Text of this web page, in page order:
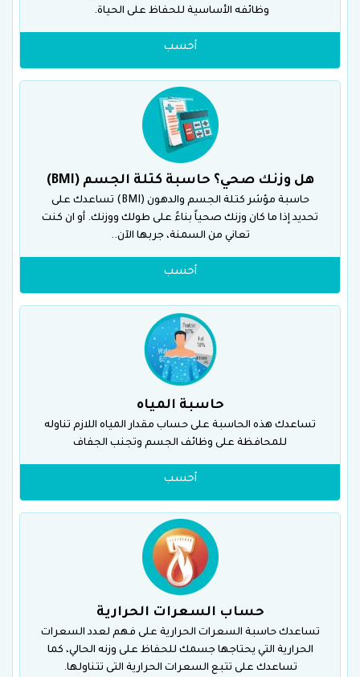
وظائفه الأساسية للحفاظ على الحياة.
أحسب
هل وزنك صحي؟ حاسبة كتلة الجسم (BMI)
حاسبة مؤشر كتلة الجسم والدهون (BMI) تساعدك على
تحديد إذا ما كان وزنك صحياً بناءً على طولك ووزنك. أو ان كنت
تعاني من السمنة، جربها الآن..
أحسب
حاسبة المياه
تساعدك هذه الحاسبة على حساب مقدار المياه اللازم تناوله
للمحافظة على وظائف الجسم وتجنب الجفاف
أحسب
حساب السعرات الحرارية
تساعدك حاسبة السعرات الحرارية على فهم لعدد السعرات
الحرارية التي يحتاجها جسمك للحفاظ على وزنه الحالي، كما
تساعدك على تتبع السعرات الحرارية التى تتناولها.